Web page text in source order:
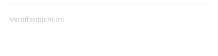
Veröffentlicht in: